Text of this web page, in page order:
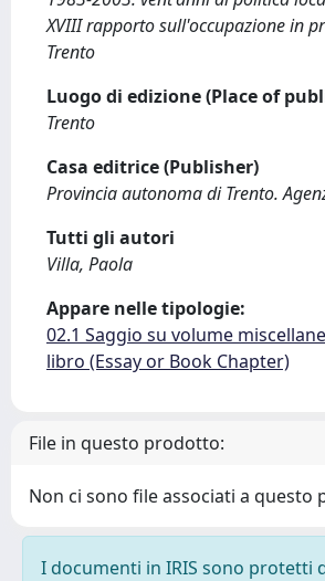
XVIII rapporto sull'occupazione in
Trento
Luogo di edizione (Place of
Trento
Casa editrice (Publisher)
Provincia autonoma di Trento.
Tutti gli autori
Villa, Paola
Appare nelle tipologie:
02.1 Saggio su volume
libro (Essay or Book Chapter)
File in questo prodotto:
Non ci sono file associati a questo
I documenti in IRIS sono protetti